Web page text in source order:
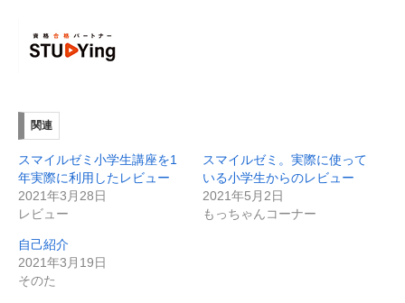
関連
スマイルゼミ小学生講座を1
年実際に利用したレビュー
2021年3月28日
レビュー
スマイルゼミ。実際に使って
いる小学生からのレビュー
2021年5月2日
もっちゃんコーナー
自己紹介
2021年3月19日
そのた